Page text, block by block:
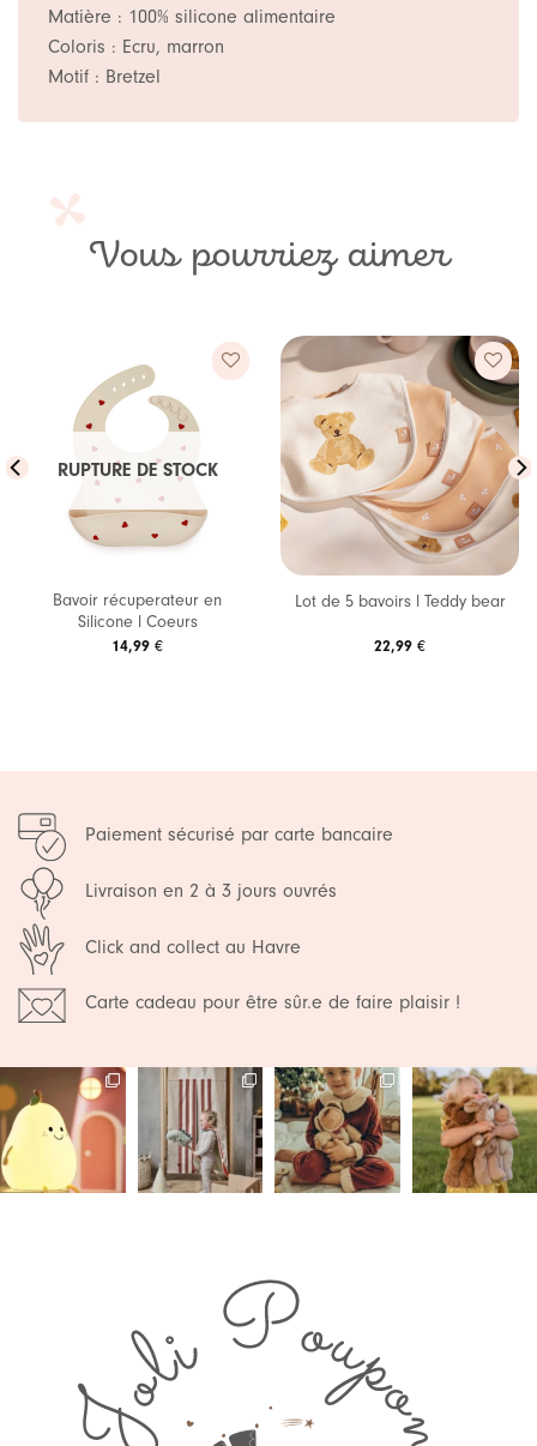
Matière : 100% silicone alimentaire
Coloris : Ecru, marron
Motif : Bretzel
Vous pourriez aimer
RUPTURE DE STOCK
Bavoir récuperateur en
Silicone l Coeurs
14,99 €
Lot de 5 bavoirs l Teddy bear
22,99 €
Paiement sécurisé par carte bancaire
Livraison en 2 à 3 jours ouvrés
Click and collect au Havre
Carte cadeau pour être sûr.e de faire plaisir !